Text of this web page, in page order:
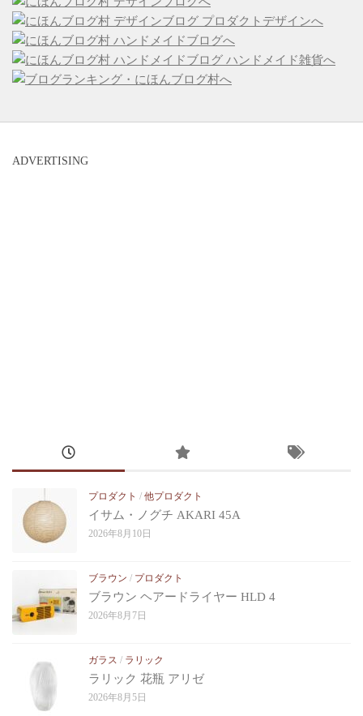
ADVERTISING
プロダクト / 他プロダクト
イサム・ノグチ AKARI 45A
2026年8月10日
ブラウン / プロダクト
ブラウン ヘアードライヤー HLD 4
2026年8月7日
ガラス / ラリック
ラリック 花瓶 アリゼ
2026年8月5日